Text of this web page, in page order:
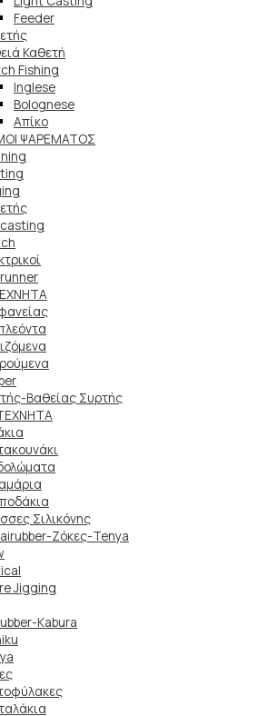
Feeder
Καθετή
Fishing
Inglese
Bolognese
Απίκο
ΨΑΡΕΜΑΤΟΣ
Βαθείας Συρτής
Σιλικόνης
Ζόκες-Tenya
Jigging
Kabura